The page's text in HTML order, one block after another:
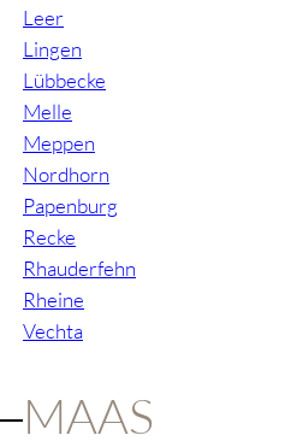
Leer
Lingen
Lübbecke
Melle
Meppen
Nordhorn
Papenburg
Recke
Rhauderfehn
Rheine
Vechta
MAAS